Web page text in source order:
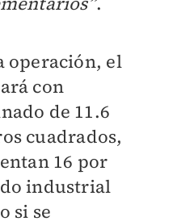
operación, el
con
de 11.6
cuadrados,
16 por
industrial
si se